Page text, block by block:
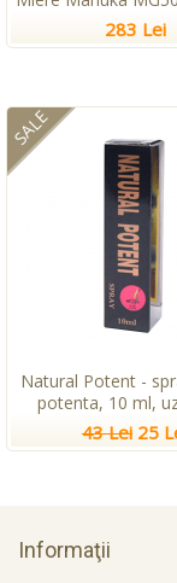
283 Lei
SALE
Natural Potent -
potenta, 10 ml,
43 Lei 25
Informaţii